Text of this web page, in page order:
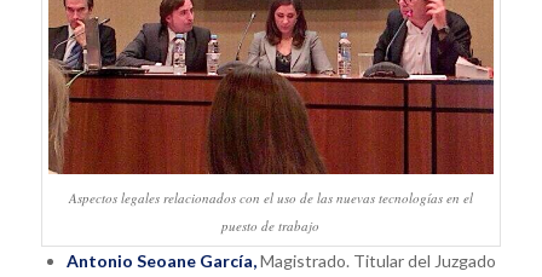
Aspectos legales relacionados con el uso de las nuevas tecnologías en el
puesto de trabajo
Antonio Seoane García,Magistrado. Titular del Juzgado